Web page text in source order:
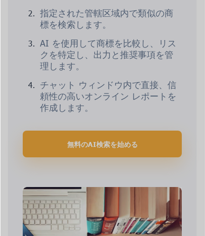
指定された管轄区域内で類似の商
標を検索します。
AI を使用して商標を比較し、リス
クを特定し、出力と推奨事項を管
理します。
チャット ウィンドウ内で直接、信
頼性の高いオンライン レポートを
作成します。
無料のAI検索を始める